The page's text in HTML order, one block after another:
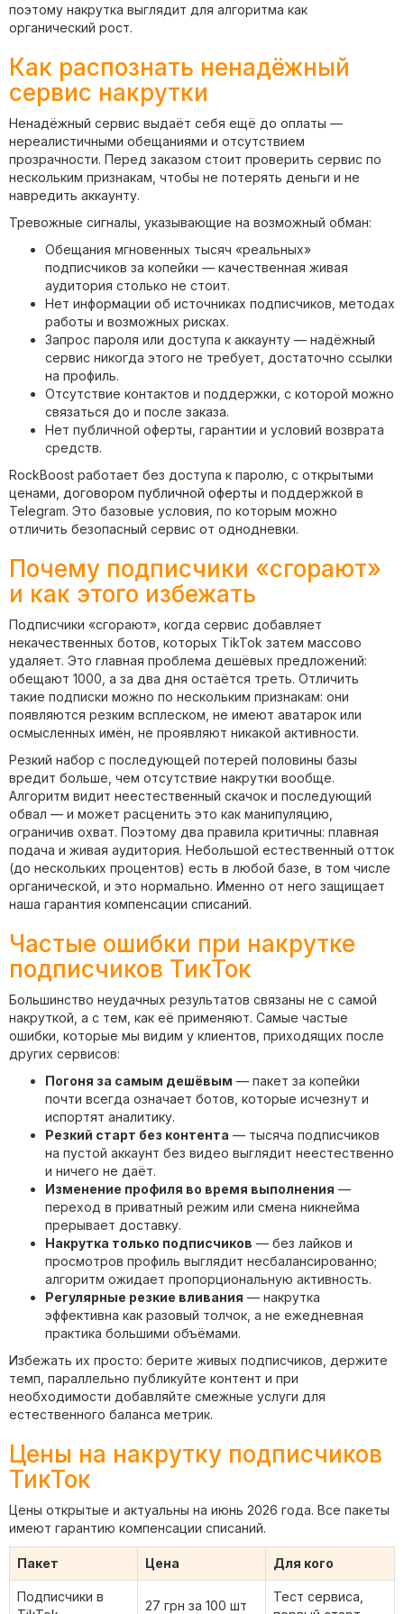
поэтому накрутка выглядит для алгоритма как
органический рост.
Как распознать ненадёжный
сервис накрутки
Ненадёжный сервис выдаёт себя ещё до оплаты —
нереалистичными обещаниями и отсутствием
прозрачности. Перед заказом стоит проверить сервис по
нескольким признакам, чтобы не потерять деньги и не
навредить аккаунту.
Тревожные сигналы, указывающие на возможный обман:
Обещания мгновенных тысяч «реальных»
подписчиков за копейки — качественная живая
аудитория столько не стоит.
Нет информации об источниках подписчиков, методах
работы и возможных рисках.
Запрос пароля или доступа к аккаунту — надёжный
сервис никогда этого не требует, достаточно ссылки
на профиль.
Отсутствие контактов и поддержки, с которой можно
связаться до и после заказа.
Нет публичной оферты, гарантии и условий возврата
средств.
RockBoost работает без доступа к паролю, с открытыми
ценами, договором публичной оферты и поддержкой в
Telegram. Это базовые условия, по которым можно
отличить безопасный сервис от однодневки.
Почему подписчики «сгорают»
и как этого избежать
Подписчики «сгорают», когда сервис добавляет
некачественных ботов, которых TikTok затем массово
удаляет. Это главная проблема дешёвых предложений:
обещают 1000, а за два дня остаётся треть. Отличить
такие подписки можно по нескольким признакам: они
появляются резким всплеском, не имеют аватарок или
осмысленных имён, не проявляют никакой активности.
Резкий набор с последующей потерей половины базы
вредит больше, чем отсутствие накрутки вообще.
Алгоритм видит неестественный скачок и последующий
обвал — и может расценить это как манипуляцию,
ограничив охват. Поэтому два правила критичны: плавная
подача и живая аудитория. Небольшой естественный отток
(до нескольких процентов) есть в любой базе, в том числе
органической, и это нормально. Именно от него защищает
наша гарантия компенсации списаний.
Частые ошибки при накрутке
подписчиков ТикТок
Большинство неудачных результатов связаны не с самой
накруткой, а с тем, как её применяют. Самые частые
ошибки, которые мы видим у клиентов, приходящих после
других сервисов:
Погоня за самым дешёвым — пакет за копейки
почти всегда означает ботов, которые исчезнут и
испортят аналитику.
Резкий старт без контента — тысяча подписчиков
на пустой аккаунт без видео выглядит неестественно
и ничего не даёт.
Изменение профиля во время выполнения —
переход в приватный режим или смена никнейма
прерывает доставку.
Накрутка только подписчиков — без лайков и
просмотров профиль выглядит несбалансированно;
алгоритм ожидает пропорциональную активность.
Регулярные резкие вливания — накрутка
эффективна как разовый толчок, а не ежедневная
практика большими объёмами.
Избежать их просто: берите живых подписчиков, держите
темп, параллельно публикуйте контент и при
необходимости добавляйте смежные услуги для
естественного баланса метрик.
Цены на накрутку подписчиков
ТикТок
Цены открытые и актуальны на июнь 2026 года. Все пакеты
имеют гарантию компенсации списаний.
Пакет Цена Для кого
Подписчики в
27 грн за 100 шт
Тест сервиса,